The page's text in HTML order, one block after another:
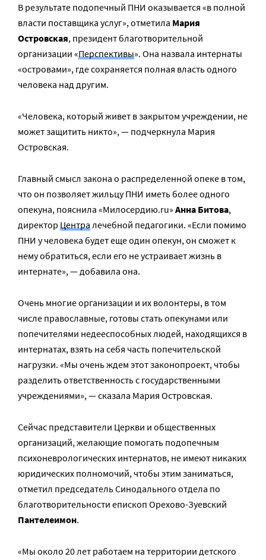
В результате подопечный ПНИ оказывается «в полной
власти поставщика услуг», отметила Мария
Островская, президент благотворительной
организации «Перспективы». Она назвала интернаты
«островами», где сохраняется полная власть одного
человека над другим.
«Человека, который живет в закрытом учреждении, не
может защитить никто», — подчеркнула Мария
Островская.
Главный смысл закона о распределенной опеке в том,
что он позволяет жильцу ПНИ иметь более одного
опекуна, пояснила «Милосердию.ru» Анна Битова,
директор Централечебной педагогики. «Если помимо
ПНИ у человека будет еще один опекун, он сможет к
нему обратиться, если его не устраивает жизнь в
интернате», — добавила она.
Очень многие организации и их волонтеры, в том
числе православные, готовы стать опекунами или
попечителями недееспособных людей, находящихся в
интернатах, взять на себя часть попечительской
нагрузки. «Мы очень ждем этот законопроект, чтобы
разделить ответственность с государственными
учреждениями», — сказала Мария Островская.
Сейчас представители Церкви и общественных
организаций, желающие помогать подопечным
психоневрологических интернатов, не имеют никаких
юридических полномочий, чтобы этим заниматься,
отметил председатель Синодального отдела по
благотворительности епископ Орехово-Зуевский
Пантелеимон.
«Мы около 20 лет работаем на территории детского